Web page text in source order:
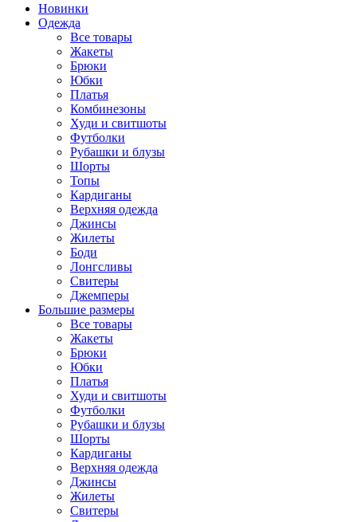
Новинки
Одежда
Все товары
Жакеты
Брюки
Юбки
Платья
Комбинезоны
Худи и свитшоты
Футболки
Рубашки и блузы
Шорты
Топы
Кардиганы
Верхняя одежда
Джинсы
Жилеты
Боди
Лонгсливы
Свитеры
Джемперы
Большие размеры
Все товары
Жакеты
Брюки
Юбки
Платья
Худи и свитшоты
Футболки
Рубашки и блузы
Шорты
Кардиганы
Верхняя одежда
Джинсы
Жилеты
Свитеры